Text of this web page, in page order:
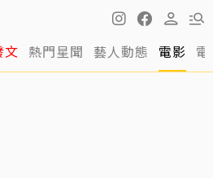
文 熱門星聞 藝人動態 電影